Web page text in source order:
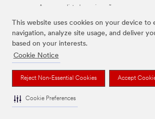
This website uses cookies on your device to
navigation, analyze site usage, and deliver
based on your interests.
Cookie Notice
Reject Non-Essential Cookies Accept
Cookie Preferences
As marcas listadas a cima são marcas